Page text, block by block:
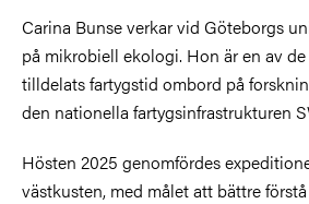
Carina Bunse verkar vid Göteborgs
på mikrobiell ekologi. Hon är en av
tilldelats fartygstid ombord på
den nationella fartygsinfrastrukturen
Hösten 2025 genomfördes
västkusten, med målet att bättre